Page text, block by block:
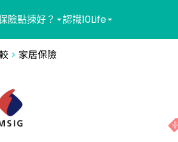
險點揀好？ 認識10Life
> 家居保險